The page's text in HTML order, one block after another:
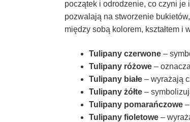
początek i odrodzenie, co czyni je
pozwalają na stworzenie
między sobą kolorem, kształtem
Tulipany czerwone –
Tulipany różowe –
Tulipany białe – wyrażają
Tulipany żółte –
Tulipany pomarańczowe
Tulipany fioletowe –